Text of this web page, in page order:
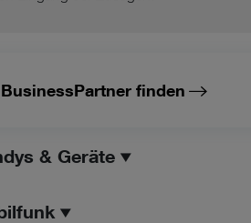
finden
& Geräte